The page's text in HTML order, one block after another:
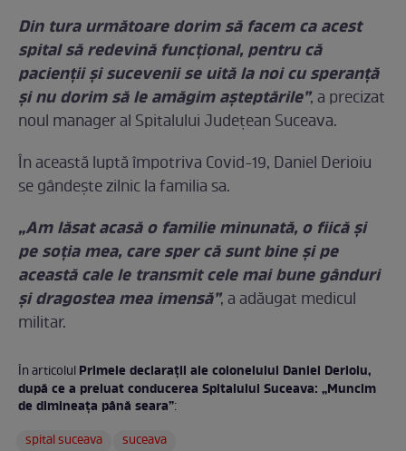
Din tura următoare dorim să facem ca acest
spital să redevină funcțional, pentru că
pacienții și sucevenii se uită la noi cu speranță
și nu dorim să le amăgim așteptările”, a precizat
noul manager al Spitalului Județean Suceava.
În această luptă împotriva Covid-19, Daniel Derioiu
se gândește zilnic la familia sa.
„Am lăsat acasă o familie minunată, o fiică și
pe soția mea, care sper că sunt bine și pe
această cale le transmit cele mai bune gânduri
și dragostea mea imensă”, a adăugat medicul
militar.
În articolulPrimele declarații ale colonelului Daniel Derioiu,
după ce a preluat conducerea Spitalului Suceava: „Muncim
de dimineața până seara”:
spital suceava
suceava